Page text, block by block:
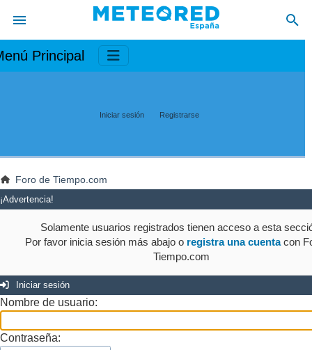
Principal
Iniciar sesión Registrarse
Foro de Tiempo.com
¡Advertencia!
Solamente usuarios registrados tienen acceso a esta
Por favor inicia sesión más abajo o registra una cuentacon
Tiempo.com
Iniciar sesión
Nombre de usuario:
Contraseña: